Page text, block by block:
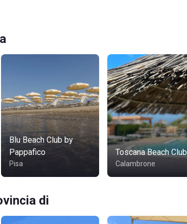
Blu Beach Club by
Pappafico
Pisa
Toscana Beach Club
Calambrone
di